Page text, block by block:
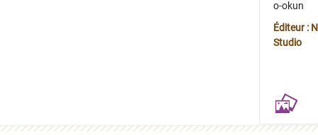
o-okun
Éditeur :
Studio